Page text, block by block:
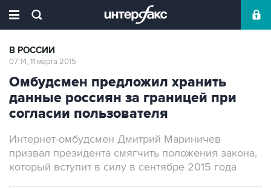
В РОССИИ
07:14, 11 марта 2015
Омбудсмен предложил хранить
данные россиян за границей при
согласии пользователя
Интернет-омбудсмен Дмитрий Мариничев
призвал президента смягчить положения закона,
который вступит в силу в сентябре 2015 года